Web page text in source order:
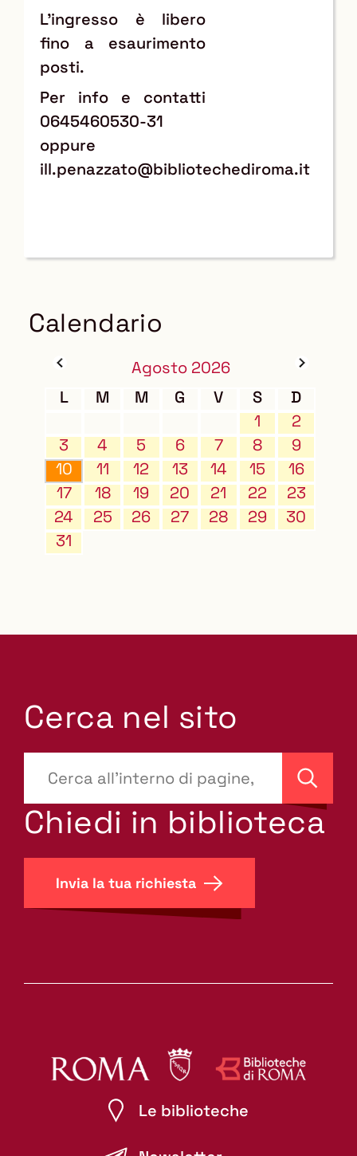
L'ingresso è libero
fino a esaurimento
posti.
Per info e contatti
0645460530-31
oppure
ill.penazzato@bibliotechediroma.it
Calendario
Agosto 2026
L
M M G V S
D
1
2
3
4 5 6 7 8
9
10
11 12 13 14 15
16
17
18 19 20 21 22
23
24
25 26 27 28 29
30
31
Cerca nel sito
site-
search.label???
Cerca
Chiedi in biblioteca
Invia la tua richiesta
Le biblioteche